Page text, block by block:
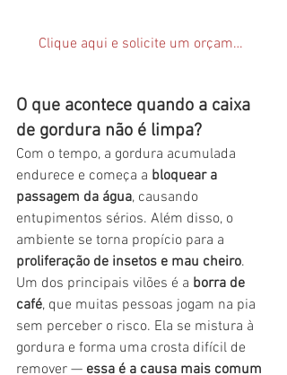
Clique aqui e solicite um orçamento
O que acontece quando a caixa
de gordura não é limpa?
Com o tempo, a gordura acumulada
endurece e começa a bloquear a
passagem da água, causando
entupimentos sérios. Além disso, o
ambiente se torna propício para a
proliferação de insetos e mau cheiro.
Um dos principais vilões é a borra de
café, que muitas pessoas jogam na pia
sem perceber o risco. Ela se mistura à
gordura e forma uma crosta difícil de
remover — essa é a causa mais comum